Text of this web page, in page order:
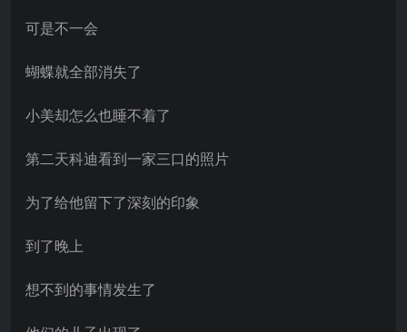
可是不一会
蝴蝶就全部消失了
小美却怎么也睡不着了
第二天科迪看到一家三口的照片
为了给他留下了深刻的印象
到了晚上
想不到的事情发生了